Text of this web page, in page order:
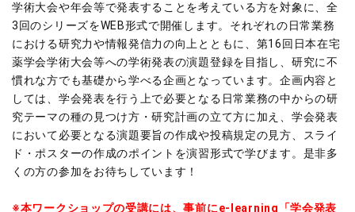
学術大会や年会等で発表することを考えている方を対象に、全
3回のシリーズをWEB形式で開催します。それぞれの日常業務
における研究力や情報発信力の向上とともに、第16回日本在宅
薬学会学術大会等への学術発表の演題登録を目指し、研究に不
慣れな方でも基礎から学べる企画となっています。企画内容と
しては、学会発表を行う上で必要となる日常業務の中からの研
究テーマの種の見つけ方・研究計画の立て方に加え、学会発表
において必要となる演題要旨の作成や投稿規定の見方、スライ
ド・ポスターの作成のポイントを演習形式で学びます。是非多
くの方の参加をお待ちしています！
※本ワークショップの受講には、事前にe-learning「学会発表